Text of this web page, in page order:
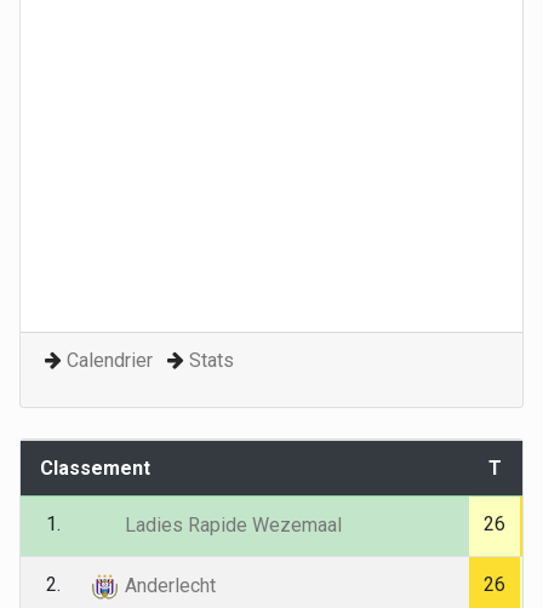
Calendrier Stats
Classement T
1. Ladies Rapide Wezemaal 26
2. Anderlecht 26